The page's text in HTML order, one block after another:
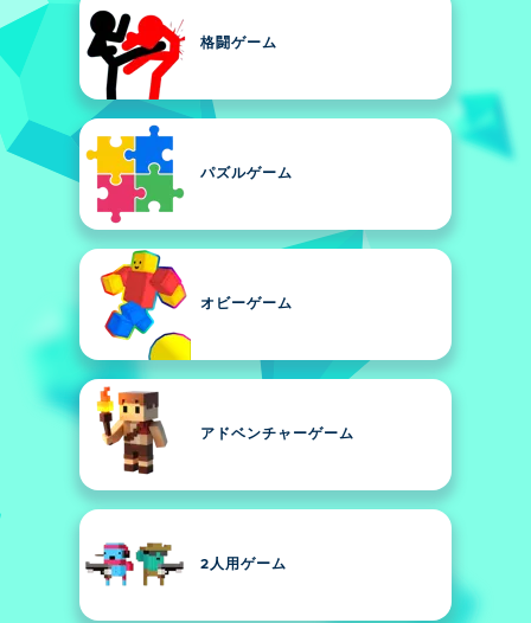
格闘ゲーム
パズルゲーム
オビーゲーム
アドベンチャーゲーム
2人用ゲーム